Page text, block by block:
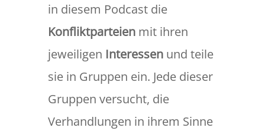
in diesem Podcast die
Konfliktparteien mit ihren
jeweiligen Interessenund teile
sie in Gruppen ein. Jede dieser
Gruppen versucht, die
Verhandlungen in ihrem Sinne